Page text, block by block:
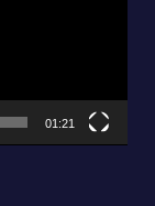
01:21